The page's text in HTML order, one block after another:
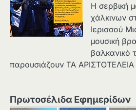
Η σερβική
χάλκινων
Ιερισσού
μουσική
βαλκανικό
παρουσιάζουν ΤΑ
Πρωτοσέλιδα Εφημερίδων